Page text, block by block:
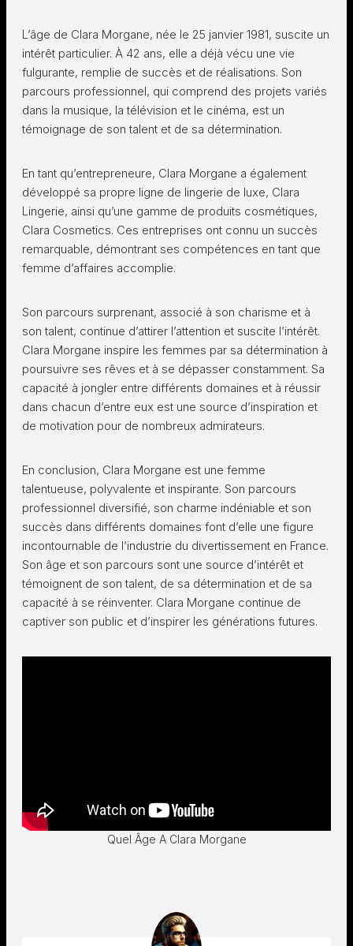
L’âge de Clara Morgane, née le 25 janvier 1981, suscite un
intérêt particulier. À 42 ans, elle a déjà vécu une vie
fulgurante, remplie de succès et de réalisations. Son
parcours professionnel, qui comprend des projets variés
dans la musique, la télévision et le cinéma, est un
témoignage de son talent et de sa détermination.
En tant qu’entrepreneure, Clara Morgane a également
développé sa propre ligne de lingerie de luxe, Clara
Lingerie, ainsi qu’une gamme de produits cosmétiques,
Clara Cosmetics. Ces entreprises ont connu un succès
remarquable, démontrant ses compétences en tant que
femme d’affaires accomplie.
Son parcours surprenant, associé à son charisme et à
son talent, continue d’attirer l’attention et suscite l’intérêt.
Clara Morgane inspire les femmes par sa détermination à
poursuivre ses rêves et à se dépasser constamment. Sa
capacité à jongler entre différents domaines et à réussir
dans chacun d’entre eux est une source d’inspiration et
de motivation pour de nombreux admirateurs.
En conclusion, Clara Morgane est une femme
talentueuse, polyvalente et inspirante. Son parcours
professionnel diversifié, son charme indéniable et son
succès dans différents domaines font d’elle une figure
incontournable de l’industrie du divertissement en France.
Son âge et son parcours sont une source d’intérêt et
témoignent de son talent, de sa détermination et de sa
capacité à se réinventer. Clara Morgane continue de
captiver son public et d’inspirer les générations futures.
Quel Âge A Clara Morgane